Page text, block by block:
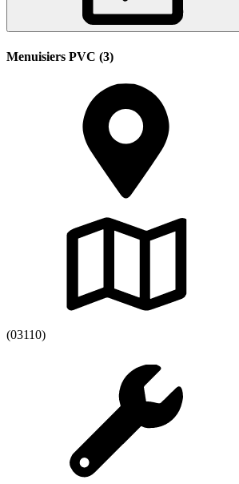
Menuisiers PVC (3)
(03110)